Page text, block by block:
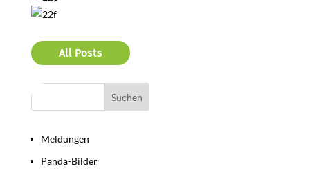
All Posts
Meldungen
Panda-Bilder